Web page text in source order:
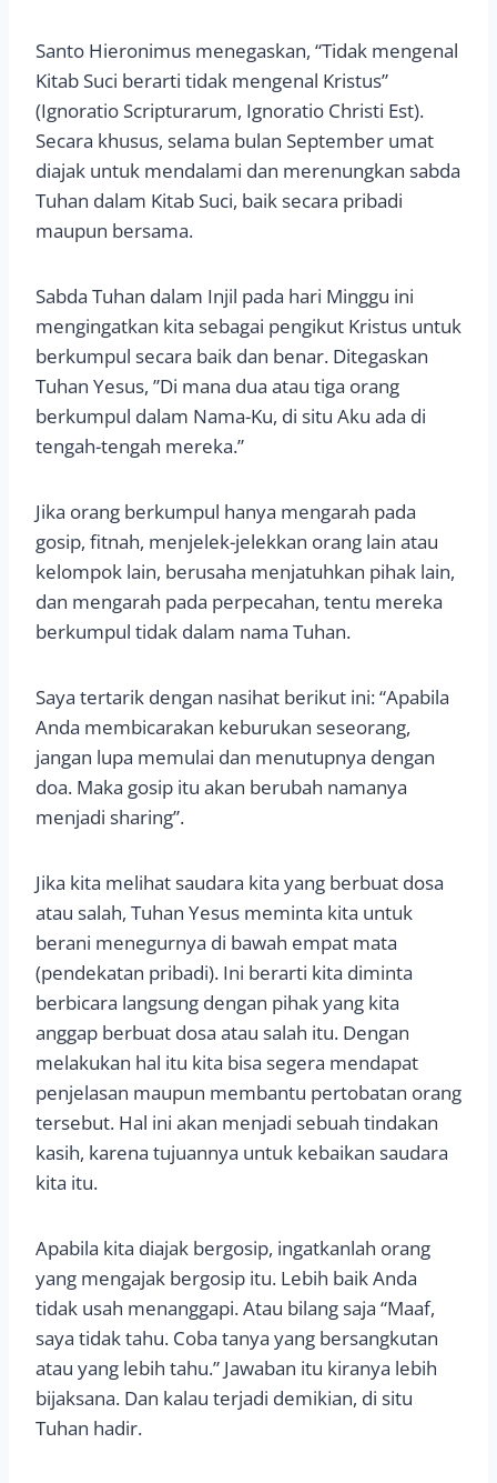
Santo Hieronimus menegaskan, “Tidak mengenal
Kitab Suci berarti tidak mengenal Kristus”
(Ignoratio Scripturarum, Ignoratio Christi Est).
Secara khusus, selama bulan September umat
diajak untuk mendalami dan merenungkan sabda
Tuhan dalam Kitab Suci, baik secara pribadi
maupun bersama.
Sabda Tuhan dalam Injil pada hari Minggu ini
mengingatkan kita sebagai pengikut Kristus untuk
berkumpul secara baik dan benar. Ditegaskan
Tuhan Yesus, ”Di mana dua atau tiga orang
berkumpul dalam Nama-Ku, di situ Aku ada di
tengah-tengah mereka.”
Jika orang berkumpul hanya mengarah pada
gosip, fitnah, menjelek-jelekkan orang lain atau
kelompok lain, berusaha menjatuhkan pihak lain,
dan mengarah pada perpecahan, tentu mereka
berkumpul tidak dalam nama Tuhan.
Saya tertarik dengan nasihat berikut ini: “Apabila
Anda membicarakan keburukan seseorang,
jangan lupa memulai dan menutupnya dengan
doa. Maka gosip itu akan berubah namanya
menjadi sharing”.
Jika kita melihat saudara kita yang berbuat dosa
atau salah, Tuhan Yesus meminta kita untuk
berani menegurnya di bawah empat mata
(pendekatan pribadi). Ini berarti kita diminta
berbicara langsung dengan pihak yang kita
anggap berbuat dosa atau salah itu. Dengan
melakukan hal itu kita bisa segera mendapat
penjelasan maupun membantu pertobatan orang
tersebut. Hal ini akan menjadi sebuah tindakan
kasih, karena tujuannya untuk kebaikan saudara
kita itu.
Apabila kita diajak bergosip, ingatkanlah orang
yang mengajak bergosip itu. Lebih baik Anda
tidak usah menanggapi. Atau bilang saja “Maaf,
saya tidak tahu. Coba tanya yang bersangkutan
atau yang lebih tahu.” Jawaban itu kiranya lebih
bijaksana. Dan kalau terjadi demikian, di situ
Tuhan hadir.